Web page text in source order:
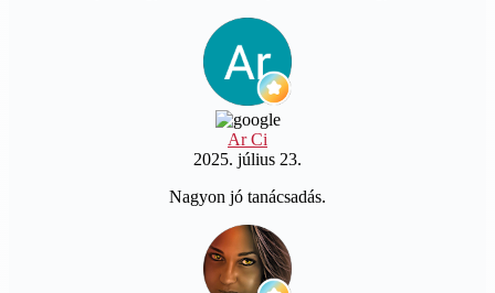
Ar Ci
2025. július 23.
Nagyon jó tanácsadás.